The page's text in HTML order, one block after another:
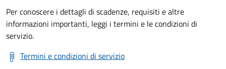
Per conoscere i dettagli di scadenze, requisiti e altre
informazioni importanti, leggi i termini e le condizioni di
servizio.
Termini e condizioni di servizio